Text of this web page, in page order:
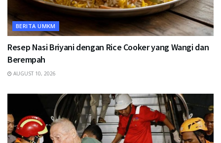
BERITA UMKM
Resep Nasi Briyani dengan Rice Cooker yang Wangi dan
Berempah
AUGUST 10, 2026